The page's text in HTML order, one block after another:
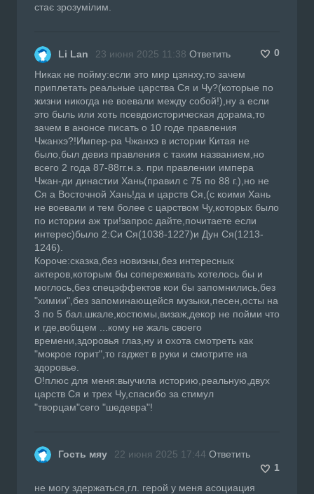
стає зрозумілим.
Li Lan 23 июня 2025 11:38 Ответить
0
Никак не пойму:если это мир цзянху,то зачем
приплетать реальные царства Ся и Чу?(которые по
жизни никогда не воевали между собой!),ну а если
это быль или хоть псевдоисторическая дорама,то
зачем в анонсе писать о 10 годе правления
Чжанхэ?!Импер-ра Чжанхэ в истории Китая не
было,был девиз правления с таким названием,но
всего 2 года 87-88гг.н.э. при правлении импера
Чжан-ди династии Хань(правил с 75 по 88 г.),но не
Ся а Восточной Хань!да и царств Ся,(с коими Хань
не воевали и тем более с царством Чу,которых было
по истории аж три!запрос дайте,почитаете если
интерес)было 2:Си Ся(1038-1227)и Дун Ся(1213-
1246).
Короче:сказка,без новизны,без интересных
актеров,которым бы сопереживать хотелось бы и
моглось,без спецэффектов кои бы запомнились,без
"химии",без запоминающейся музыки,песен,осты на
3 по 5 бал.шкале,костюмы,визаж,декор не пойми что
и где,вобщем ...кому не жаль своего
времени,здоровья глаз,ну и охота смотреть как
"мокрое горит",то гаджет в руки и смотрите на
здоровье.
О!плюс для меня:выучила историю,реальную,двух
царств Ся и трех Чу,спасибо за стимул
"творцам"сего "шедевра"!
Гость мяу 22 июня 2025 17:44 Ответить
1
не могу здержаться,гл. герой у меня асоциация